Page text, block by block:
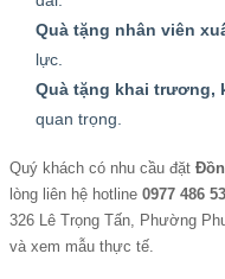
Quà tặng nhân viên
lực.
Quà tặng khai trương,
quan trọng.
Quý khách có nhu cầu đặt
lòng liên hệ hotline 0977 486
326 Lê Trọng Tấn, Phường
và xem mẫu thực tế.